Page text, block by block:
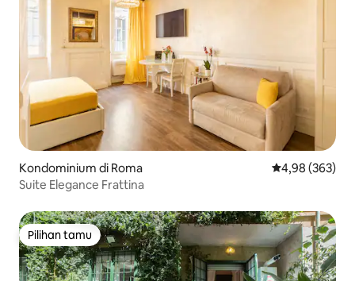
Kondominium di Roma Nilai rata-rata
4,98 (363)
Suite Elegance Frattina
Pilihan tamu
Pilihan tamu